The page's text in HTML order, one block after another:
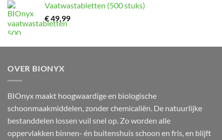
Vaatwastabletten (500 stuks)
€49,99
OVER BIONYX
BIOnyx maakt hoogwaardige en biologische
schoonmaakmiddelen, zonder chemicaliën. De natuurlijke
bestanddelen lossen vuil snel op. Zo worden alle
oppervlakken binnen- én buitenshuis schoon en fris, en blijft